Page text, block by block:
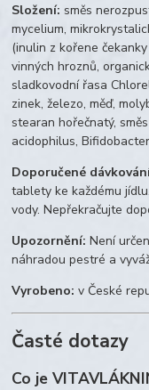
Složení: směs
mycelium,
(inulin z kořene
vinných hroznů,
sladkovodní řasa
zinek, železo, měď,
stearan hořečnatý,
acidophilus,
Doporučené
tablety ke každému
vody. Nepřekračujte
Upozornění: Není
náhradou pestré a
Vyrobeno: v České
Časté dotazy
Co je